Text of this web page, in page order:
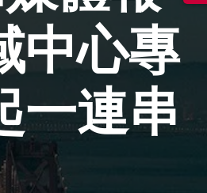
中心專
一連串